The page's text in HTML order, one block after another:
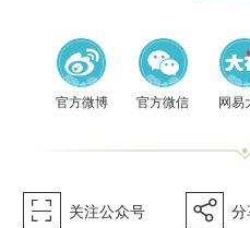
《
官方微博 官方微信 网易
򰀁 关注公众号 򰀂